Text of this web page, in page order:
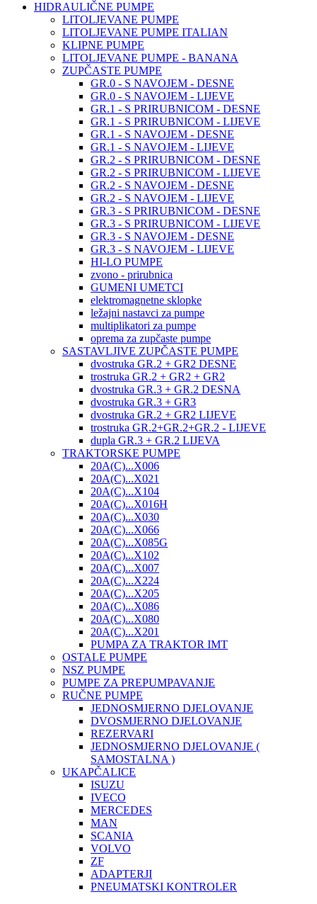
HIDRAULIČNE PUMPE
LITOLJEVANE PUMPE
LITOLJEVANE PUMPE ITALIAN
KLIPNE PUMPE
LITOLJEVANE PUMPE - BANANA
ZUPČASTE PUMPE
GR.0 - S NAVOJEM - DESNE
GR.0 - S NAVOJEM - LIJEVE
GR.1 - S PRIRUBNICOM - DESNE
GR.1 - S PRIRUBNICOM - LIJEVE
GR.1 - S NAVOJEM - DESNE
GR.1 - S NAVOJEM - LIJEVE
GR.2 - S PRIRUBNICOM - DESNE
GR.2 - S PRIRUBNICOM - LIJEVE
GR.2 - S NAVOJEM - DESNE
GR.2 - S NAVOJEM - LIJEVE
GR.3 - S PRIRUBNICOM - DESNE
GR.3 - S PRIRUBNICOM - LIJEVE
GR.3 - S NAVOJEM - DESNE
GR.3 - S NAVOJEM - LIJEVE
HI-LO PUMPE
zvono - prirubnica
GUMENI UMETCI
elektromagnetne sklopke
ležajni nastavci za pumpe
multiplikatori za pumpe
oprema za zupčaste pumpe
SASTAVLJIVE ZUPČASTE PUMPE
dvostruka GR.2 + GR2 DESNE
trostruka GR.2 + GR2 + GR2
dvostruka GR.3 + GR.2 DESNA
dvostruka GR.3 + GR3
dvostruka GR.2 + GR2 LIJEVE
trostruka GR.2+GR.2+GR.2 - LIJEVE
dupla GR.3 + GR.2 LIJEVA
TRAKTORSKE PUMPE
20A(C)...X006
20A(C)...X021
20A(C)...X104
20A(C)...X016H
20A(C)...X030
20A(C)...X066
20A(C)...X085G
20A(C)...X102
20A(C)...X007
20A(C)...X224
20A(C)...X205
20A(C)...X086
20A(C)...X080
20A(C)...X201
PUMPA ZA TRAKTOR IMT
OSTALE PUMPE
NSZ PUMPE
PUMPE ZA PREPUMPAVANJE
RUČNE PUMPE
JEDNOSMJERNO DJELOVANJE
DVOSMJERNO DJELOVANJE
REZERVARI
JEDNOSMJERNO DJELOVANJE (
SAMOSTALNA )
UKAPČALICE
ISUZU
IVECO
MERCEDES
MAN
SCANIA
VOLVO
ZF
ADAPTERJI
PNEUMATSKI KONTROLER